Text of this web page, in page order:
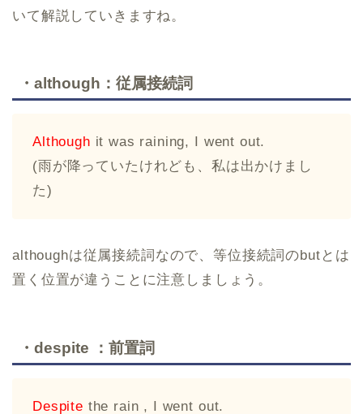
いて解説していきますね。
・although：従属接続詞
Although it was raining, I went out.
(雨が降っていたけれども、私は出かけまし
た)
althoughは従属接続詞なので、等位接続詞のbutとは
置く位置が違うことに注意しましょう。
・despite ：前置詞
Despite the rain , I went out.